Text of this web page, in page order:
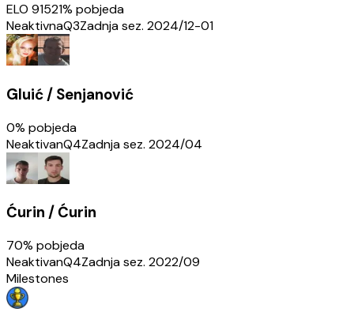
ELO 91521% pobjeda
NeaktivnaQ3Zadnja sez. 2024/12-01
Gluić / Senjanović
0% pobjeda
NeaktivanQ4Zadnja sez. 2024/04
Ćurin / Ćurin
70% pobjeda
NeaktivanQ4Zadnja sez. 2022/09
Milestones